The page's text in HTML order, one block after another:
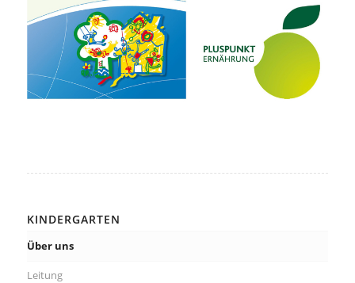
KINDERGARTEN
Über uns
Leitung